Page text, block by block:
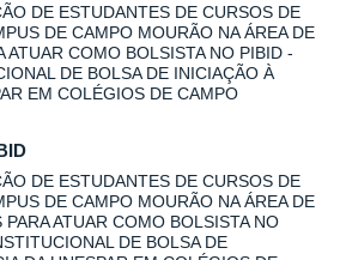
DE ESTUDANTES DE CURSOS DE
DE CAMPO MOURÃO NA ÁREA DE
ATUAR COMO BOLSISTA NO PIBID -
DE BOLSA DE INICIAÇÃO À
EM COLÉGIOS DE CAMPO
DE ESTUDANTES DE CURSOS DE
DE CAMPO MOURÃO NA ÁREA DE
ATUAR COMO BOLSISTA NO
DE BOLSA DE